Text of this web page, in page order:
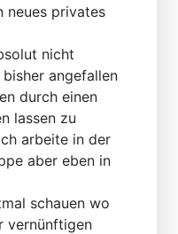
neues privates
nicht
angefallen
durch einen
lassen zu
arbeite in der
aber eben in
schauen wo
vernünftigen